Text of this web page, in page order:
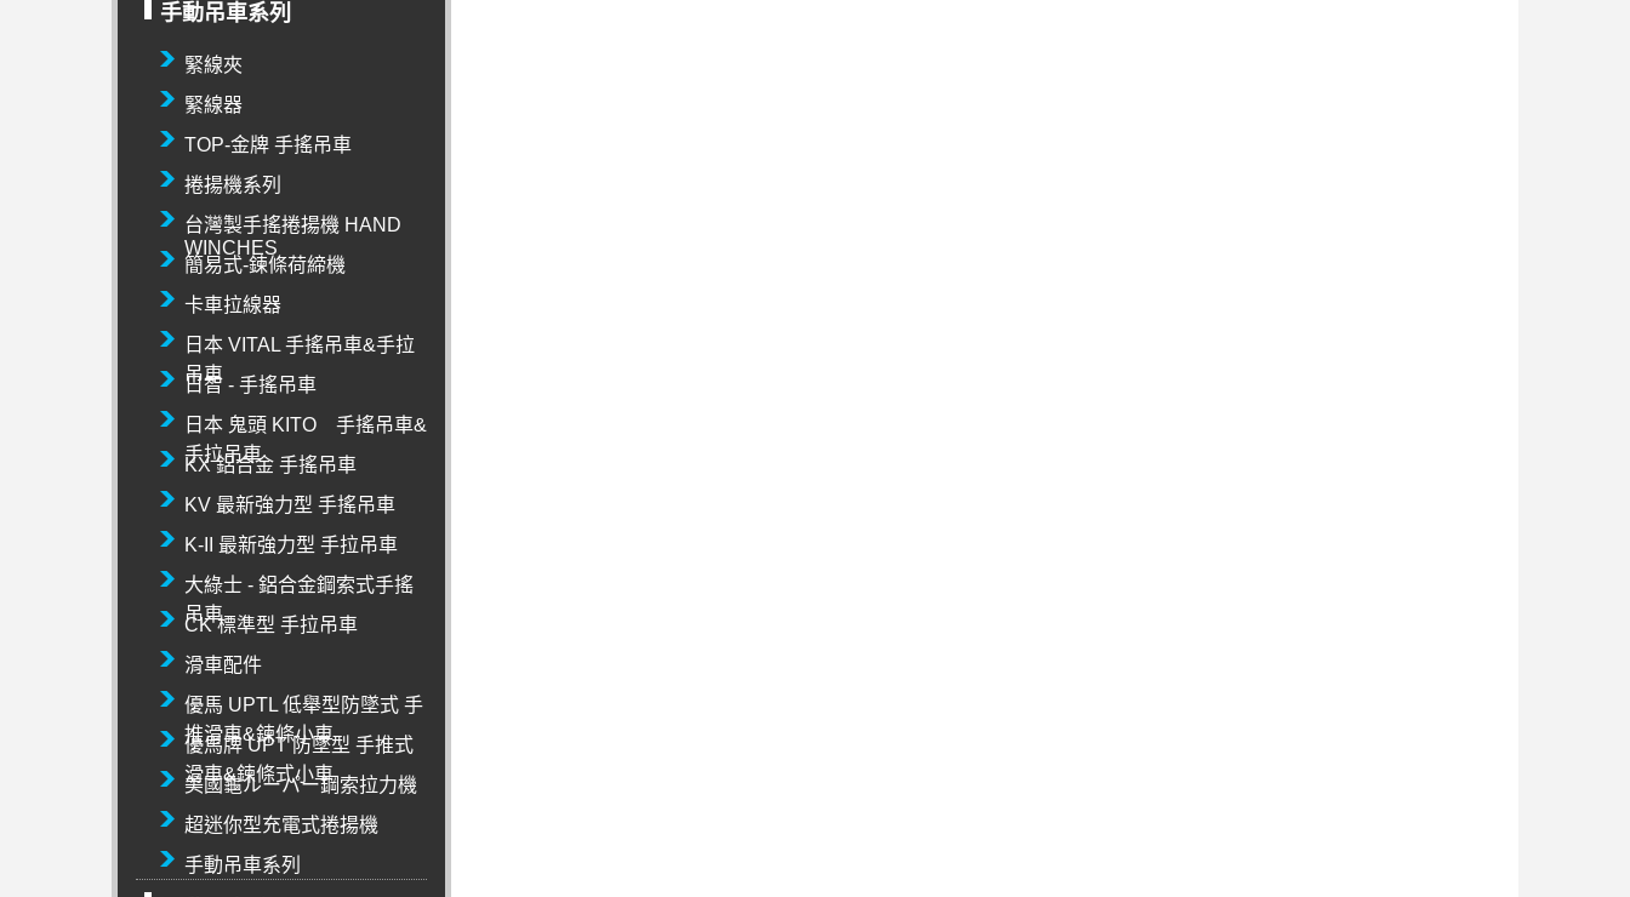
手動吊車系列
緊線夾
緊線器
TOP-金牌 手搖吊車
捲揚機系列
台灣製手搖捲揚機 HAND
WINCHES
簡易式-鍊條荷締機
卡車拉線器
日本 VITAL 手搖吊車&手拉
吊車
日智 - 手搖吊車
日本 鬼頭 KITO 手搖吊車&
手拉吊車
KX 鋁合金 手搖吊車
KV 最新強力型 手搖吊車
K-II 最新強力型 手拉吊車
大綠士 - 鋁合金鋼索式手搖
吊車
CK 標準型 手拉吊車
滑車配件
優馬 UPTL 低舉型防墜式 手
推滑車&鍊條小車
優馬牌 UPT 防墜型 手推式
滑車&鍊條式小車
美國龜ルーパー鋼索拉力機
超迷你型充電式捲揚機
手動吊車系列